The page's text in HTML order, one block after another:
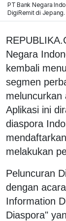
PT Bank Negara
DigiRemit di Jepang.
Negara
kembali
segmen
meluncurkan
Aplikasi ini
diaspora
mendaftarkan
melakukan
Peluncuran
dengan
Information
Diaspora"